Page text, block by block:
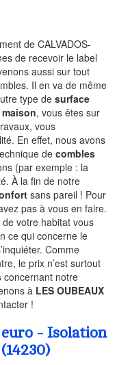
de CALVADOS-
de recevoir le label
aussi sur tout
Il en va de même
type de surface
, vous êtes sur
vous
En effet, nous avons
de combles
(par exemple : la
À la fin de notre
sans pareil ! Pour
pas à vous en faire.
votre habitat vous
ce qui concerne le
Comme
le prix n’est surtout
concernant notre
à LES OUBEAUX
!
- Isolation